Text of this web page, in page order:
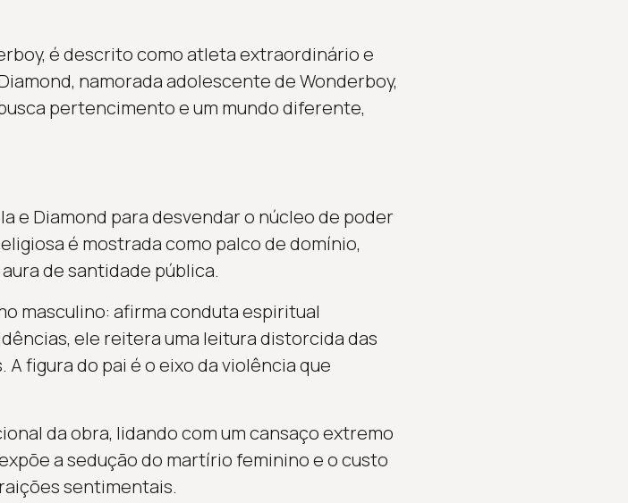
é descrito como atleta extraordinário e
namorada adolescente de Wonderboy,
pertencimento e um mundo diferente,
e Diamond para desvendar o núcleo de poder
é mostrada como palco de domínio,
de santidade pública.
masculino: afirma conduta espiritual
ele reitera uma leitura distorcida das
figura do pai é o eixo da violência que
da obra, lidando com um cansaço extremo
a sedução do martírio feminino e o custo
sentimentais.